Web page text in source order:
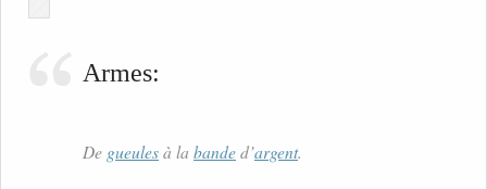
Armes:
De gueulesà la banded’argent.